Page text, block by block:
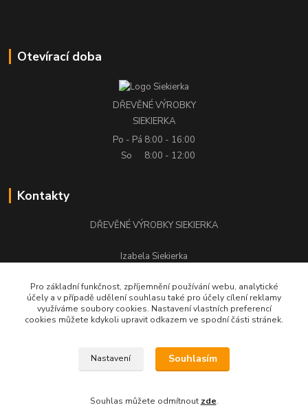
Otevírací doba
DŘEVĚNÉ VÝROBKY
SIEKIERKA
Po - Pá 8:00 - 16:00
So
8:00 - 12:00
Kontakty
DŘEVĚNÉ VÝROBKY SIEKIERKA
Izabela Siekierka
stolarstwo.siekierka@seznam.cz
DŘEVĚNÉ VÝROBKY SIEKIERKA © Všechna práva vyhrazena.
Pro základní funkčnost, zpříjemnění používání webu, analytické
účely a v případě udělení souhlasu také pro účely cílení reklamy
využíváme soubory cookies. Nastavení vlastních preferencí
cookies můžete kdykoli upravit odkazem ve spodní části stránek.
Nastavení Souhlasím
Souhlas můžete odmítnout zde.